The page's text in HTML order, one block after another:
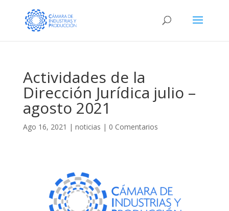
Actividades de la
Dirección Jurídica julio –
agosto 2021
Ago 16, 2021 | noticias | 0 Comentarios